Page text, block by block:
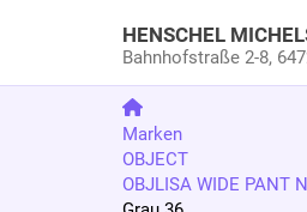
HENSCHEL
Bahnhofstraße 2-8,
Marken
OBJECT
OBJLISA WIDE PANT